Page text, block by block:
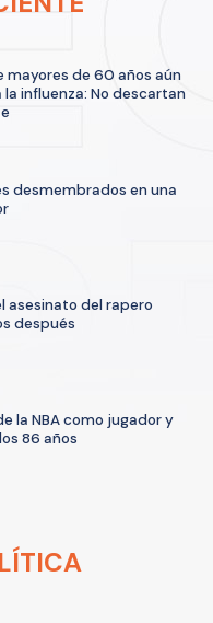
mayores de 60 años aún
influenza: No descartan
desmembrados en una
asesinato del rapero
después
la NBA como jugador y
86 años